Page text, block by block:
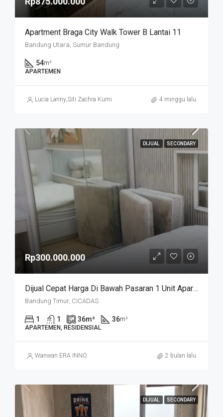
Apartment Braga City Walk Tower B Lantai 11
Bandung Utara, Sumur Bandung
54m²
APARTEMEN
Lucia Lanny,Siti Zachra Kurniasari 4 minggu lalu
DIJUAL SECONDARY
Rp300.000.000
Dijual Cepat Harga Di Bawah Pasaran 1 Unit Apartemen Cicadas Jln A Yani Bandung Kota
Bandung Timur, CICADAS
1 1 36m² 36m²
APARTEMEN, RESIDENSIAL
Wanwan ERA INNO 2 bulan lalu
DIJUAL SECONDARY